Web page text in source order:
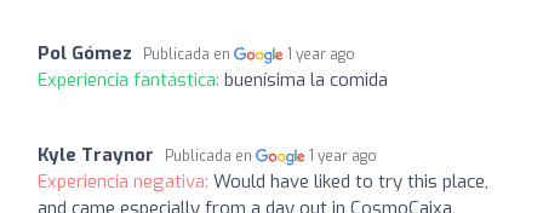
Pol Gómez Publicada en 1 year ago
Experiencia fantástica: buenísima la comida
Kyle Traynor Publicada en 1 year ago
Experiencia negativa: Would have liked to try this place,
and came especially from a day out in CosmoCaixa,